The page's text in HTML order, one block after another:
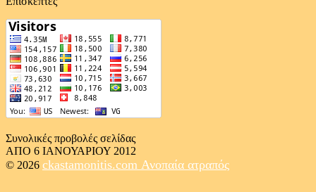
Συνολικές προβολές σελίδας
ΑΠΟ 6 ΙΑΝΟΥΑΡΙΟΥ 2012
© 2026 ckastamonitis.com Ανοπαία ατραπός